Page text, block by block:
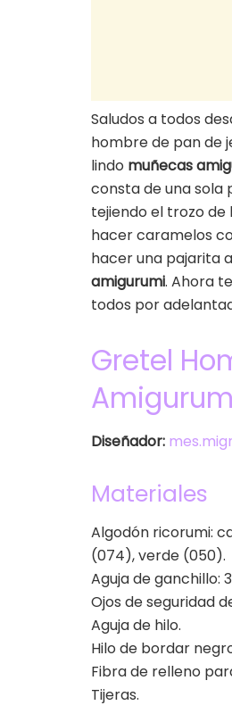
Saludos a todos
hombre de pan de
lindo muñecas
consta de una sola
tejiendo el trozo de
hacer caramelos
hacer una pajarita
amigurumi. Ahora
todos por
Gretel
Diseñador:
Materiales
Algodón ricorumi:
(074), verde (050).
Aguja de ganchillo:
Ojos de seguridad
Aguja de hilo.
Hilo de bordar
Fibra de relleno
Tijeras.